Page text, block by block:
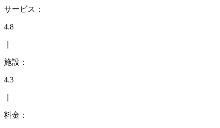
サービス：
4.8
施設：
4.3
料金：